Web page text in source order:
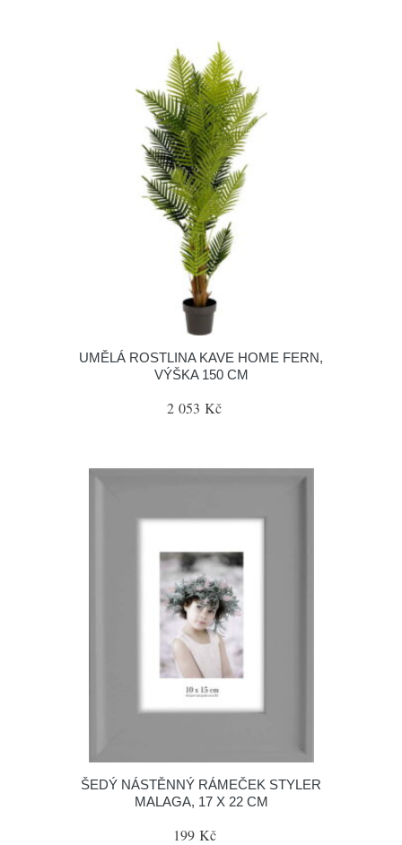
UMĚLÁ ROSTLINA KAVE HOME FERN,
VÝŠKA 150 CM
2 053 Kč
ŠEDÝ NÁSTĚNNÝ RÁMEČEK STYLER
MALAGA, 17 X 22 CM
199 Kč